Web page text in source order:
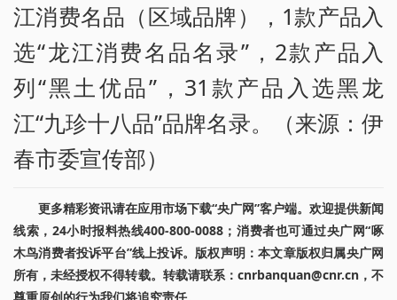
江消费名品（区域品牌），1款产品入
选“龙江消费名品名录”，2款产品入
列“黑土优品”，31款产品入选黑龙
江“九珍十八品”品牌名录。（来源：伊
春市委宣传部）
更多精彩资讯请在应用市场下载“央广网”客户端。欢迎提供新闻
线索，24小时报料热线400-800-0088；消费者也可通过央广网“啄
木鸟消费者投诉平台”线上投诉。版权声明：本文章版权归属央广网
所有，未经授权不得转载。转载请联系：cnrbanquan@cnr.cn，不